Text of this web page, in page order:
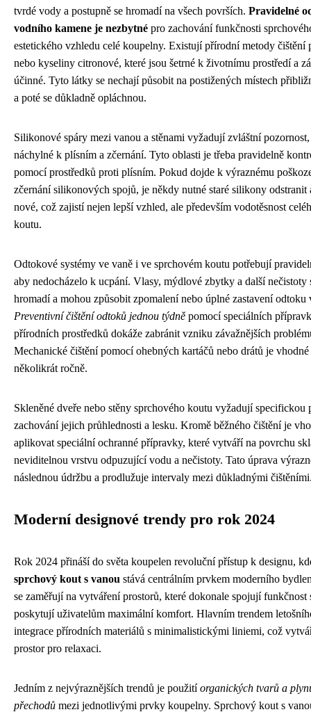
tvrdé vody a postupně se hromadí na všech površích. Pravidelné
vodního kamene je nezbytné pro zachování funkčnosti
estetického vzhledu celé koupelny. Existují přírodní metody čištění
nebo kyseliny citronové, které jsou šetrné k životnímu prostředí a
účinné. Tyto látky se nechají působit na postižených místech
a poté se důkladně opláchnou.
Silikonové spáry mezi vanou a stěnami vyžadují zvláštní
náchylné k plísním a zčernání. Tyto oblasti je třeba pravidelně
pomocí prostředků proti plísním. Pokud dojde k výraznému
zčernání silikonových spojů, je někdy nutné staré silikony odstranit
nové, což zajistí nejen lepší vzhled, ale především vodotěsnost
koutu.
Odtokové systémy ve vaně i ve sprchovém koutu potřebují
aby nedocházelo k ucpání. Vlasy, mýdlové zbytky a další nečistoty
hromadí a mohou způsobit zpomalení nebo úplné zastavení odtoku
Preventivní čištění odtoků jednou týdně pomocí speciálních
přírodních prostředků dokáže zabránit vzniku závažnějších
Mechanické čištění pomocí ohebných kartáčů nebo drátů je
několikrát ročně.
Skleněné dveře nebo stěny sprchového koutu vyžadují specifickou
zachování jejich průhlednosti a lesku. Kromě běžného čištění je
aplikovat speciální ochranné přípravky, které vytváří na povrchu
neviditelnou vrstvu odpuzující vodu a nečistoty. Tato úprava
následnou údržbu a prodlužuje intervaly mezi důkladnými
Moderní designové trendy pro rok 2024
Rok 2024 přináší do světa koupelen revoluční přístup k designu,
sprchový kout s vanou stává centrálním prvkem moderního
se zaměřují na vytváření prostorů, které dokonale spojují funkčnost
poskytují uživatelům maximální komfort. Hlavním trendem
integrace přírodních materiálů s minimalistickými liniemi, což
prostor pro relaxaci.
Jedním z nejvýraznějších trendů je použitíorganických tvarů a
přechodů mezi jednotlivými prvky koupelny. Sprchový kout s